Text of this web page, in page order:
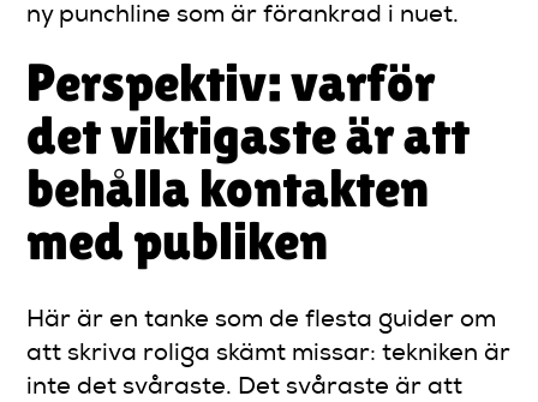
ny punchline som är förankrad i nuet.
Perspektiv: varför
det viktigaste är att
behålla kontakten
med publiken
Här är en tanke som de flesta guider om
att skriva roliga skämt missar: tekniken är
inte det svåraste. Det svåraste är att